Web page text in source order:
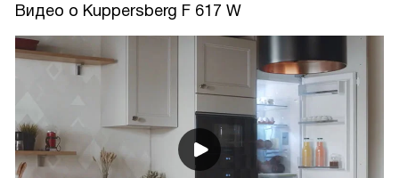
Видео о Kuppersberg F 617 W